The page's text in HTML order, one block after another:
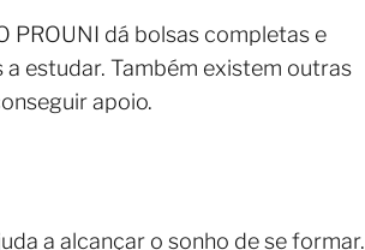
PROUNI dá bolsas completas e
estudar. Também existem outras
apoio.
a alcançar o sonho de se formar.